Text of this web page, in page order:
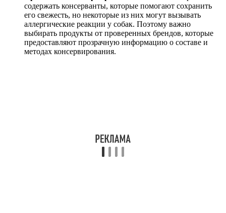
содержать консерванты, которые помогают сохранить
его свежесть, но некоторые из них могут вызывать
аллергические реакции у собак. Поэтому важно
выбирать продукты от проверенных брендов, которые
предоставляют прозрачную информацию о составе и
методах консервирования.